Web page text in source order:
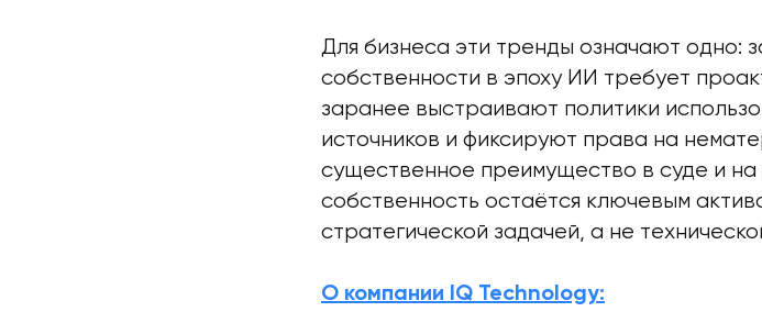
Для бизнеса эти тренды означают одно:
собственности в эпоху ИИ требует
заранее выстраивают политики
источников и фиксируют права на
существенное преимущество в суде и на
собственность остаётся ключевым
стратегической задачей, а не
О компании IQ Technology: